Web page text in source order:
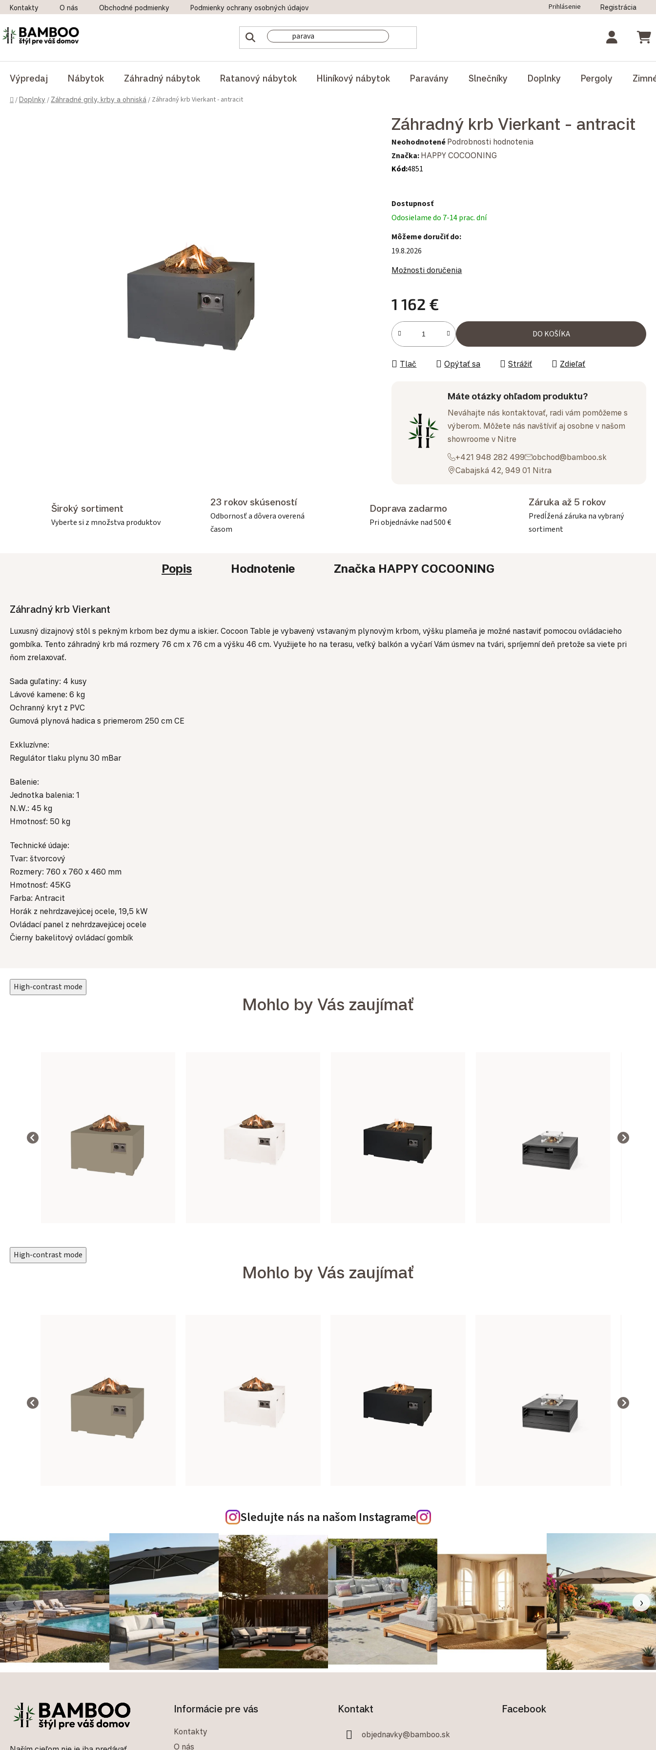
Prejsť na obsah
Kontakty O nás Obchodné podmienky Podmienky ochrany osobných údajov Odstúpenie od zmluvy
Prihlásenie Registrácia
Výpredaj Nábytok Záhradný nábytok Ratanový nábytok Hliníkový nábytok Paravány Slnečníky Doplnky Pergoly
Domov
/Doplnky / Záhradné grily, krby a ohniská / Záhradný krb Vierkant - antracit
Záhradný krb Vierkant - antracit
Priemerné hodnotenie produktu je 0,0 z 5 hviezdičiek.
Neohodnotené Podrobnosti hodnotenia
Značka: HAPPY COCOONING
Kód:4851
Dostupnosť
Odosielame do 7-14 prac. dní
Môžeme doručiť do:
19.8.2026
Možnosti doručenia
1 162 €
Jednotková cena:
DO KOŠÍKA
Tlač Opýtať sa Strážiť Zdieľať
Máte otázky ohľadom produktu?
Neváhajte nás kontaktovať, radi vám pomôžeme s
výberom. Môžete nás navštíviť aj osobne v našom
showroome v Nitre
+421 948 282 499
obchod@bamboo.sk
Cabajská 42, 949 01 Nitra
Široký sortiment
Vyberte si z množstva produktov
23 rokov skúseností
Odbornosť a dôvera overená
časom
Doprava zadarmo
Pri objednávke nad 500 €
Záruka až 5 rokov
Predĺžená záruka na vybraný
sortiment
Popis Hodnotenie Značka HAPPY COCOONING
Záhradný krb Vierkant
Luxusný dizajnový stôl s pekným krbom bez dymu a iskier. Cocoon Table je vybavený vstavaným plynovým krbom, výšku plameňa je možné nastaviť pomocou ovládacieho
gombíka. Tento záhradný krb má rozmery 76 cm x 76 cm a výšku 46 cm. Využijete ho na terasu, veľký balkón a vyčarí Vám úsmev na tvári, spríjemní deň pretože sa viete pri
ňom zrelaxovať.
Sada guľatiny: 4 kusy
Lávové kamene: 6 kg
Ochranný kryt z PVC
Gumová plynová hadica s priemerom 250 cm CE
Exkluzívne:
Regulátor tlaku plynu 30 mBar
Balenie:
Jednotka balenia: 1
N.W.: 45 kg
Hmotnosť: 50 kg
Technické údaje:
Tvar: štvorcový
Rozmery: 760 x 760 x 460 mm
Hmotnosť: 45KG
Farba: Antracit
Horák z nehrdzavejúcej ocele, 19,5 kW
Ovládací panel z nehrdzavejúcej ocele
Čierny bakelitový ovládací gombík
High-contrast mode
Mohlo by Vás zaujímať
High-contrast mode
Mohlo by Vás zaujímať
Sledujte nás na našom Instagrame
‹ ›
Informácie pre vás
Kontakty
O nás
Kontakt
objednavky@bamboo.sk
Facebook